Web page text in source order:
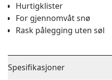
Hurtigklister
For gjennomvåt snø
Rask pålegging uten søl
Spesifikasjoner